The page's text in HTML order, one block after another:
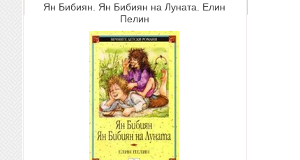
Ян Бибиян. Ян Бибиян на Луната. Елин
Пелин